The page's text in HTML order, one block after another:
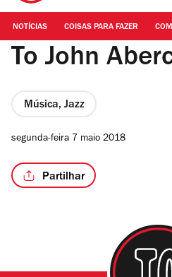
NOTÍCIAS COISAS PARA FAZER
To John
Música, Jazz
segunda-feira 7 maio 2018
Partilhar